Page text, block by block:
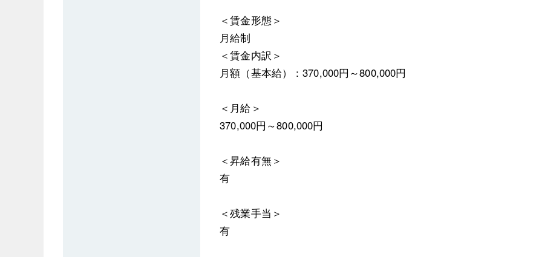
＜賃金形態＞
月給制
＜賃金内訳＞
月額（基本給）：370,000円～800,000円
＜月給＞
370,000円～800,000円
＜昇給有無＞
有
＜残業手当＞
有